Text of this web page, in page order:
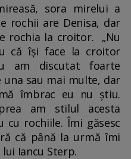
sora mirelui a
rochii are Denisa, dar
rochia la croitor. „Nu
că își face la croitor
am discutat foarte
una sau mai multe, dar
îmbrac eu nu știu.
am stilul acesta
cu rochiile. Îmi găsesc
că până la urmă îmi
lui Iancu Sterp.